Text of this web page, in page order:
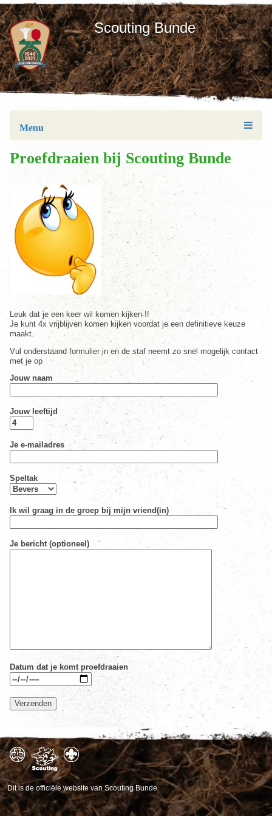
Scouting Bunde
Menu
Proefdraaien bij Scouting Bunde
Leuk dat je een keer wil komen kijken !!
Je kunt 4x vrijblijven komen kijken voordat je een definitieve keuze
maakt.
Vul onderstaand formulier in en de staf neemt zo snel mogelijk contact
met je op
Jouw naam
Jouw leeftijd
Je e-mailadres
Speltak
Ik wil graag in de groep bij mijn vriend(in)
Je bericht (optioneel)
Datum dat je komt proefdraaien
Dit is de officiële website van Scouting Bunde